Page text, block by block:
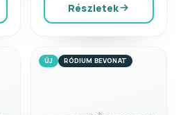
Részletek
ÚJ RÓDIUM BEVONAT